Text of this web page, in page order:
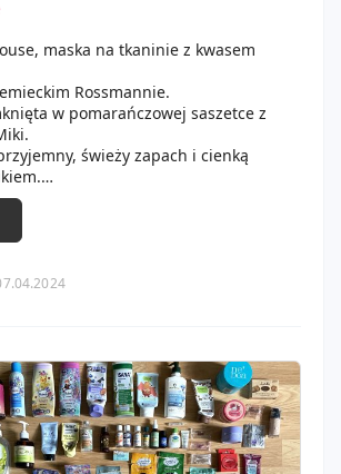
maska na tkaninie z kwasem
Rossmannie.
w pomarańczowej saszetce z
świeży zapach i cienką
skóra była dobrze nawilżona i
były mniejsze.
cery i nie zapchała.